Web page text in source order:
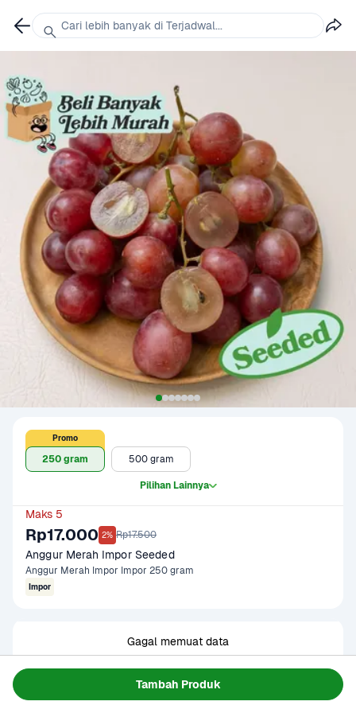
Tambah Produk
250 gram
Promo
500 gram
Pilihan Lainnya
Maks 5
Rp17.000 2% Rp17.500
Anggur Merah Impor Seeded
Anggur Merah Impor Impor 250 gram
Impor
Gagal memuat data
Cari lebih banyak di Terjadwal...